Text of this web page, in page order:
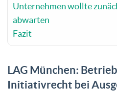
Unternehmen wollte
abwarten
Fazit
LAG München:
Initiativrecht bei